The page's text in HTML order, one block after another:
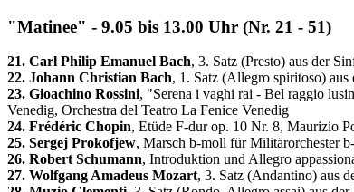
"Matinee" - 9.05 bis 13.00 Uhr (Nr. 21 - 51)
21. Carl Philip Emanuel Bach, 3. Satz (Presto) aus der
22. Johann Christian Bach, 1. Satz (Allegro spiritoso)
23. Gioachino Rossini, "Serena i vaghi rai - Bel raggio
Venedig, Orchestra del Teatro La Fenice Venedig
24. Frédéric Chopin, Etüde F-dur op. 10 Nr. 8, Maurizio
25. Sergej Prokofjew, Marsch b-moll für Militärorchester
26. Robert Schumann, Introduktion und Allegro
27. Wolfgang Amadeus Mozart, 3. Satz (Andantino) aus